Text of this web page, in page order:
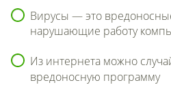
Вирусы — это
нарушающие работу
Из интернета можно
вредоносную программу